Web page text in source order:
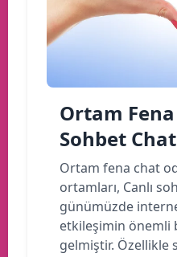
Ortam
Sohbet
Ortam fena chat
ortamları, Canlı
günümüzde
etkileşimin önemli
gelmiştir. Özellikle